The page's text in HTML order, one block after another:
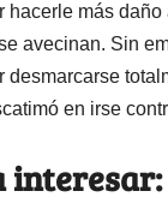
hacerle más daño
avecinan. Sin
desmarcarse
en irse
interesar: